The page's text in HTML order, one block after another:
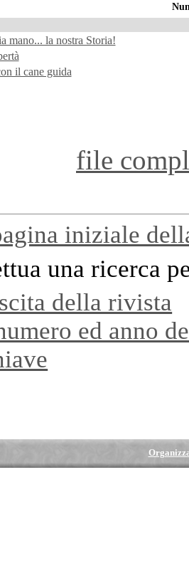
mano... la nostra Storia!
il cane guida
file
iniziale
una ricerca
della rivista
ed anno